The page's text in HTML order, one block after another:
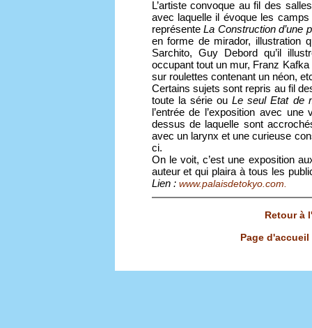
L’artiste convoque au fil des
avec laquelle il évoque les
représenteLa Construction d’une
en forme de mirador, illustration
Sarchito, Guy Debord qu’il
occupant tout un mur, Franz Kafka
sur roulettes contenant un néon,
Certains sujets sont repris au fil
toute la série ouLe seul Etat de
l’entrée de l’exposition avec
dessus de laquelle sont
avec un larynx et une curieuse
ci.
On le voit, c’est une exposition
auteur et qui plaira à tous les
Lien : www.palaisdetokyo.com.
Retour à
Page